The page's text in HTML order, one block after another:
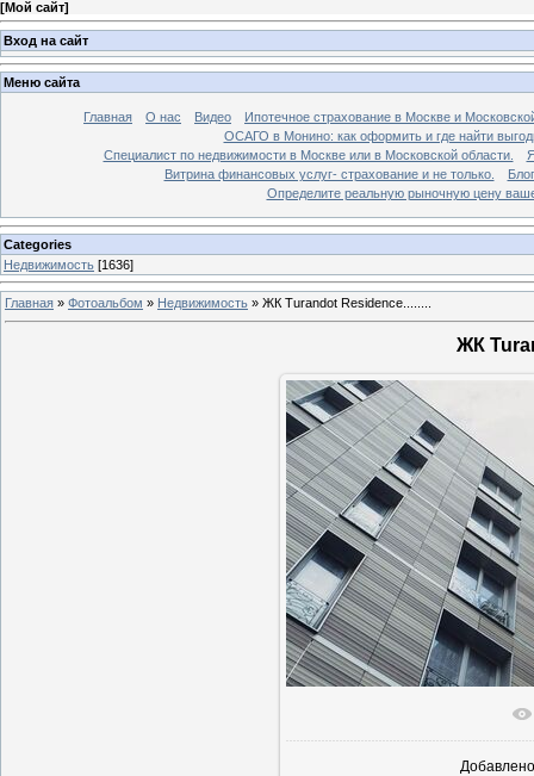
[Мой сайт]
Вход на сайт
Меню сайта
Главная О нас Видео
Ипотечное страхование в Москве и
ОСАГО в Монино: как оформить и где найти
Специалист по недвижимости в Москве или в Московской области.
Витрина финансовых услуг- страхование и не только.
Блог
Определите реальную рыночную цену
Categories
Недвижимость [1636]
Главная » Фотоальбом » Недвижимость » ЖК Turandot Residence........
ЖК
В
Добавлено